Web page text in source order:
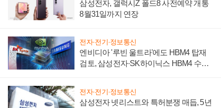
삼성전자, 갤럭시Z 폴드8 사전예약 개통
8월31일까지 연장
전자·전기·정보통신
엔비디아 '루빈 울트라'에도 HBM4 탑재
검토, 삼성전자·SK하이닉스 HBM4 수율
전자·전기·정보통신
삼성전자 넷리스트와 특허분쟁 매듭, 5년